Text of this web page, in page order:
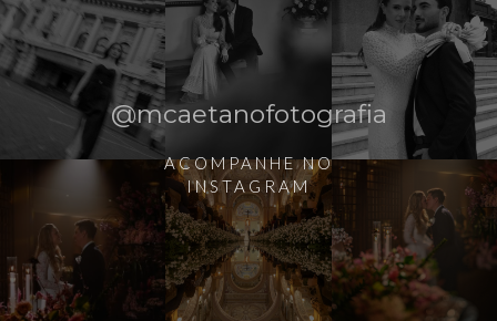
@mcaetanofotografia
ACOMPANHE NO
INSTAGRAM